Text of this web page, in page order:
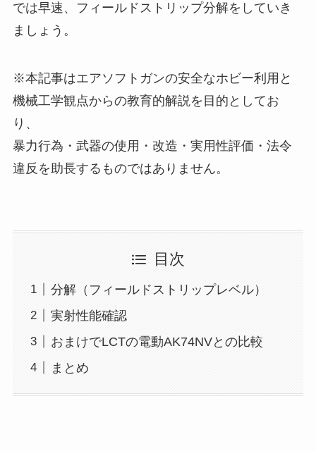
では早速、フィールドストリップ分解をしていき
ましょう。
※本記事はエアソフトガンの安全なホビー利用と
機械工学観点からの教育的解説を目的としてお
り、
暴力行為・武器の使用・改造・実用性評価・法令
違反を助長するものではありません。
目次
分解（フィールドストリップレベル）
実射性能確認
おまけでLCTの電動AK74NVとの比較
まとめ